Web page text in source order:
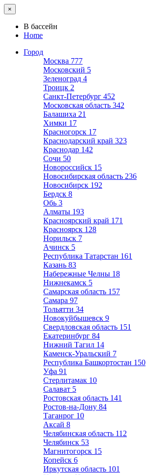
×
В бассейн
Home
Город
Москва 777
Московский 5
Зеленоград 4
Троицк 2
Санкт-Петербург 452
Московская область 342
Балашиха 21
Химки 17
Красногорск 17
Краснодарский край 323
Краснодар 142
Сочи 50
Новороссийск 15
Новосибирская область 236
Новосибирск 192
Бердск 8
Обь 3
Алматы 193
Красноярский край 171
Красноярск 128
Норильск 7
Ачинск 5
Республика Татарстан 161
Казань 83
Набережные Челны 18
Нижнекамск 5
Самарская область 157
Самара 97
Тольятти 34
Новокуйбышевск 9
Свердловская область 151
Екатеринбург 84
Нижний Тагил 14
Каменск-Уральский 7
Республика Башкортостан 150
Уфа 91
Стерлитамак 10
Салават 5
Ростовская область 141
Ростов-на-Дону 84
Таганрог 10
Аксай 8
Челябинская область 112
Челябинск 53
Магнитогорск 15
Копейск 6
Иркутская область 101